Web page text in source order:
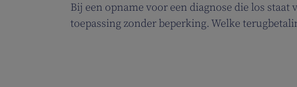
Bij een opname voor een diagnose die los
toepassing zonder beperking. Welke